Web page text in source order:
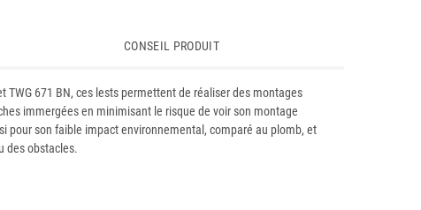
CONSEIL PRODUIT
671 BN, ces lests permettent de réaliser des montages
immergées en minimisant le risque de voir son montage
pour son faible impact environnemental, comparé au plomb, et
des obstacles.